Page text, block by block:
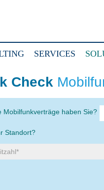
SERVICES
Check
Mobilfunkverträge haben Sie?
Standort?